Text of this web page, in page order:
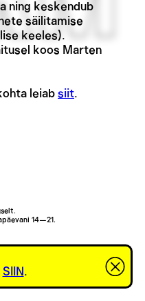
ning keskendub
säilitamise
keeles).
koos Marten
leiab siit.
14—21.
SIIN .